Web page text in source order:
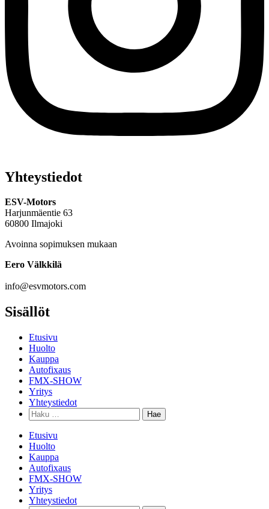
Yhteystiedot
ESV-Motors
Harjunmäentie 63
60800 Ilmajoki
Avoinna sopimuksen mukaan
Eero Välkkilä
info@esvmotors.com
Sisällöt
Etusivu
Huolto
Kauppa
Autofixaus
FMX-SHOW
Yritys
Yhteystiedot
Etusivu
Huolto
Kauppa
Autofixaus
FMX-SHOW
Yritys
Yhteystiedot